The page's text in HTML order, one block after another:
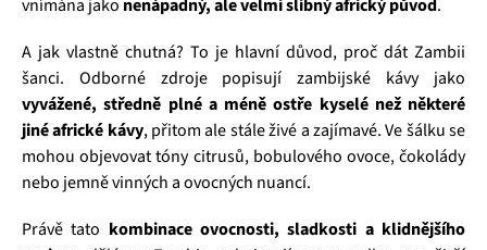
vnímána jako nenápadný, ale velmi slibný africký původ.
A jak vlastně chutná? To je hlavní důvod, proč dát Zambii
šanci. Odborné zdroje popisují zambijské kávy jako
vyvážené, středně plné a méně ostře kyselé než některé
jiné africké kávy, přitom ale stále živé a zajímavé. Ve šálku se
mohou objevovat tóny citrusů, bobulového ovoce, čokolády
nebo jemně vinných a ovocných nuancí.
Právě tato kombinace ovocnosti, sladkosti a klidnějšího